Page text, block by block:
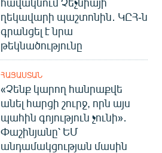
ղեկավարի պաշտոնին․ ԿԸՀ-ն
գրանցել է նրա
թեկնածությունը
ՀԱՅԱՍՏԱՆ
«Չենք կարող հանրաքվե
անել հարցի շուրջ, որն այս
պահին գոյություն չունի»․
Փաշինյանը՝ ԵՄ
անդամակցության մասին